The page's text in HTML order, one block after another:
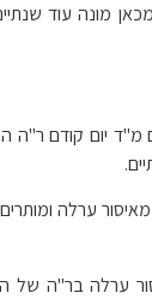
מונה עוד
יום קודם ר"ה
מאיסור ערלה
ערלה בר"ה